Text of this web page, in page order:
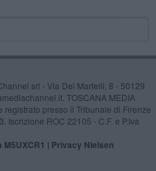
srl - Via Dei Martelli, 8 - 50129
TOSCANA MEDIA
registrato presso il Tribunale di Firenze
Iscrizione ROC 22105 - C.F. e P.Iva
| Privacy Nielsen